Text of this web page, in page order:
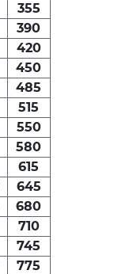
355
390
420
450
485
515
550
580
615
645
680
710
745
775